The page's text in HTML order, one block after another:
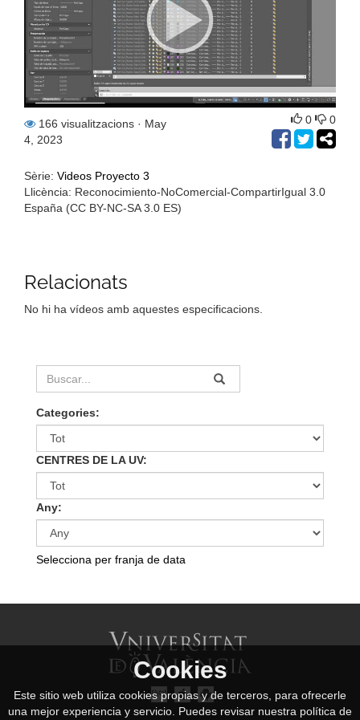
166 visualitzacions · May
4, 2023
0 0
Sèrie: Videos Proyecto 3
Llicència: Reconocimiento-NoComercial-CompartirIgual 3.0
España (CC BY-NC-SA 3.0 ES)
Relacionats
No hi ha vídeos amb aquestes especificacions.
Categories:
CENTRES DE LA UV:
Any:
Selecciona per franja de data
Cookies
Este sitio web utiliza cookies propias y de terceros, para ofrecerle
una mejor experiencia y servicio. Puedes revisar nuestra política de